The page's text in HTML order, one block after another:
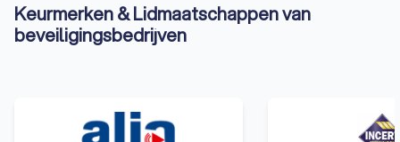
Keurmerken & Lidmaatschappen van
beveiligingsbedrijven